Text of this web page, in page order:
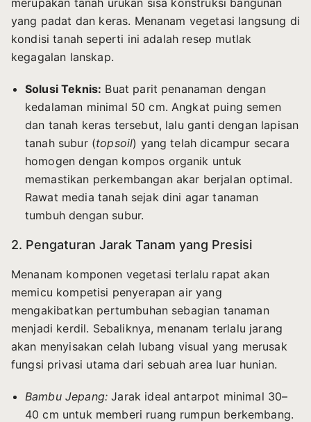
merupakan tanah urukan sisa konstruksi bangunan
yang padat dan keras. Menanam vegetasi langsung di
kondisi tanah seperti ini adalah resep mutlak
kegagalan lanskap.
Solusi Teknis: Buat parit penanaman dengan
kedalaman minimal 50 cm. Angkat puing semen
dan tanah keras tersebut, lalu ganti dengan lapisan
tanah subur (topsoil) yang telah dicampur secara
homogen dengan kompos organik untuk
memastikan perkembangan akar berjalan optimal.
Rawat media tanah sejak dini agar tanaman
tumbuh dengan subur.
2. Pengaturan Jarak Tanam yang Presisi
Menanam komponen vegetasi terlalu rapat akan
memicu kompetisi penyerapan air yang
mengakibatkan pertumbuhan sebagian tanaman
menjadi kerdil. Sebaliknya, menanam terlalu jarang
akan menyisakan celah lubang visual yang merusak
fungsi privasi utama dari sebuah area luar hunian.
Bambu Jepang: Jarak ideal antarpot minimal 30–
40 cm untuk memberi ruang rumpun berkembang.